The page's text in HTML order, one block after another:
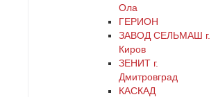
Ола
ГЕРИОН
ЗАВОД СЕЛЬМАШ г.
Киров
ЗЕНИТ г.
Дмитровград
КАСКАД